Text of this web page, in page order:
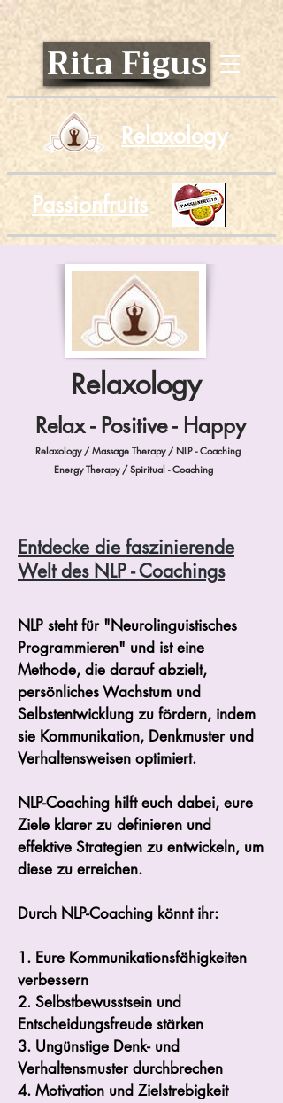
Rita Figus
Relaxology
Passionfruits
Relaxology
Relax - Positive - Happy
Relaxology / Massage Therapy / NLP - Coaching
Energy Therapy / Spiritual - Coaching
Entdecke die faszinierende
Welt des NLP - Coachings
NLP steht für "Neurolinguistisches
Programmieren" und ist eine
Methode, die darauf abzielt,
persönliches Wachstum und
Selbstentwicklung zu fördern, indem
sie Kommunikation, Denkmuster und
Verhaltensweisen optimiert.
NLP-Coaching hilft euch dabei, eure
Ziele klarer zu definieren und
effektive Strategien zu entwickeln, um
diese zu erreichen.
Durch NLP-Coaching könnt ihr:
1. Eure Kommunikationsfähigkeiten
verbessern
2. Selbstbewusstsein und
Entscheidungsfreude stärken
3. Ungünstige Denk- und
Verhaltensmuster durchbrechen
4. Motivation und Zielstrebigkeit